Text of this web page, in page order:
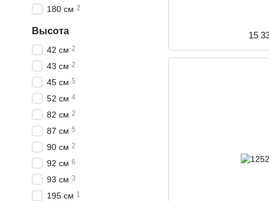
15
180 см 2
Высота
42 см 2
43 см 2
45 см 5
52 см 4
82 см 2
87 см 5
90 см 2
92 см 6
93 см 3
195 см 1